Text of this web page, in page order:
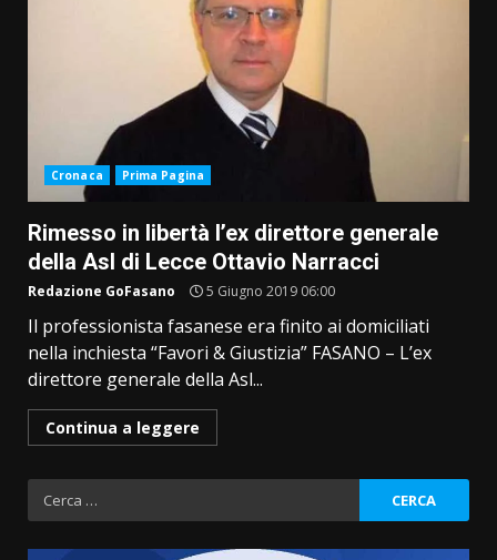
Cronaca Prima Pagina
Rimesso in libertà l’ex direttore generale
della Asl di Lecce Ottavio Narracci
Redazione GoFasano 5 Giugno 2019 06:00
Il professionista fasanese era finito ai domiciliati
nella inchiesta “Favori & Giustizia” FASANO – L’ex
direttore generale della Asl...
Continua a leggere
Ricerca
per: